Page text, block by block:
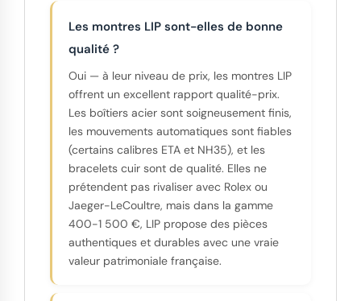
Les montres LIP sont-elles de bonne
qualité ?
Oui — à leur niveau de prix, les montres LIP
offrent un excellent rapport qualité-prix.
Les boîtiers acier sont soigneusement finis,
les mouvements automatiques sont fiables
(certains calibres ETA et NH35), et les
bracelets cuir sont de qualité. Elles ne
prétendent pas rivaliser avec Rolex ou
Jaeger-LeCoultre, mais dans la gamme
400-1 500 €, LIP propose des pièces
authentiques et durables avec une vraie
valeur patrimoniale française.